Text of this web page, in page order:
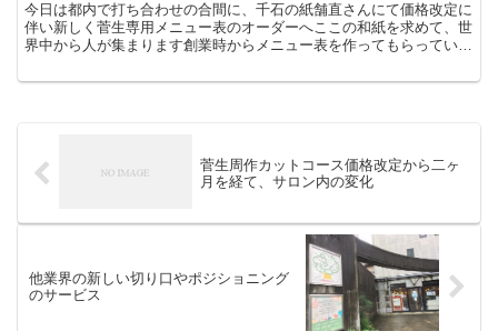
今日は都内で打ち合わせの合間に、千石の紙舗直さんにて価格改定に
伴い新しく菅生専用メニュー表のオーダーへここの和紙を求めて、世
界中から人が集まります創業時からメニュー表を作ってもらっていま
菅生周作カットコース価格改定から二ヶ
月を経て、サロン内の変化
他業界の新しい切り口やポジショニング
のサービス